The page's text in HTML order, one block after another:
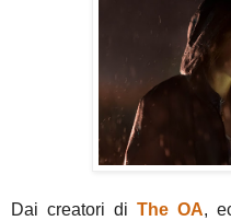
Dai creatori di The OA,